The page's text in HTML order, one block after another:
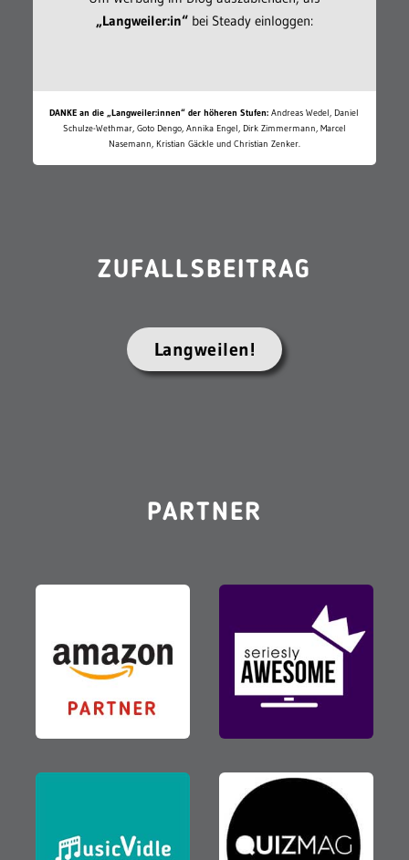
„Langweiler:in“bei Steady einloggen:
DANKE an die „Langweiler:innen“ der höheren Stufen: Andreas Wedel, Daniel
Schulze-Wethmar, Goto Dengo, Annika Engel, Dirk Zimmermann, Marcel
Nasemann, Kristian Gäckle und Christian Zenker.
ZUFALLSBEITRAG
Langweilen!
PARTNER